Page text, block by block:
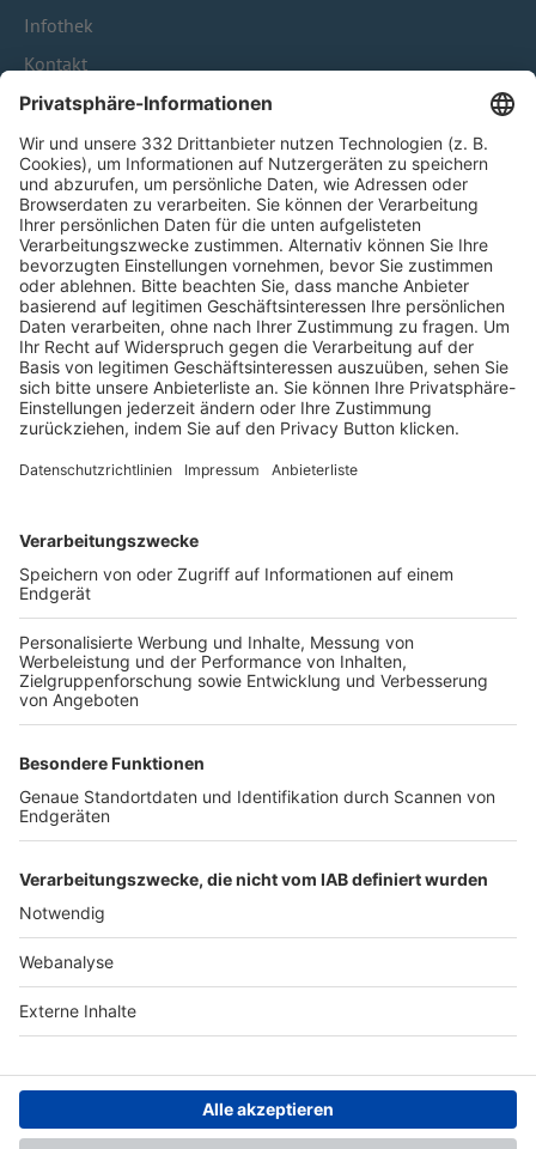
Infothek
Kontakt
HÄUFIG BESUCHTE SEITEN
Pässe und Vereinswechsel
Trainerausbildung
Schulungsangebot Vereinsmitarbeiter
BFV-Geschäftsstellen
Trainerbörse
Login SpielPlus
FOLGE DEM BFV
TOP-VEREINE
TOP-PARTNER
Nutzungsbedingungen Datenschutz Impressum